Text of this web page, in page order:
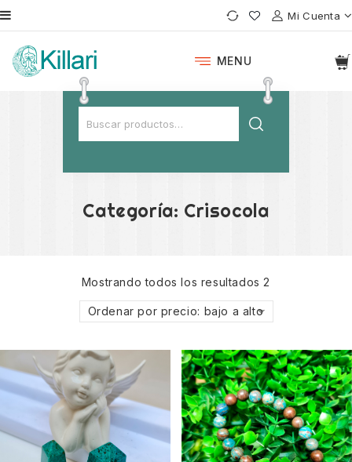
Mi Cuenta
MENU
Categoría: Crisocola
Mostrando todos los resultados 2
Ordenar por precio: bajo a alto